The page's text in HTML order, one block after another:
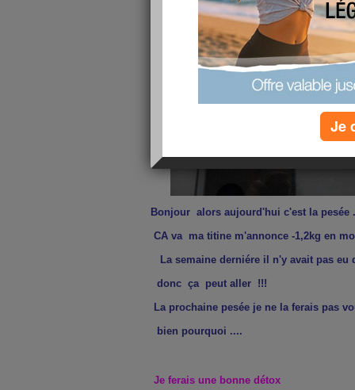
Bonjour alors aujourd'hui c'est la pesée
CA va ma titine m'annonce -1,2kg en
La semaine derniére il n'y avait pas eu
donc ça peut aller !!!
La prochaine pesée je ne la ferais pas
bien pourquoi ....
Je ferais une bonne détox
Je